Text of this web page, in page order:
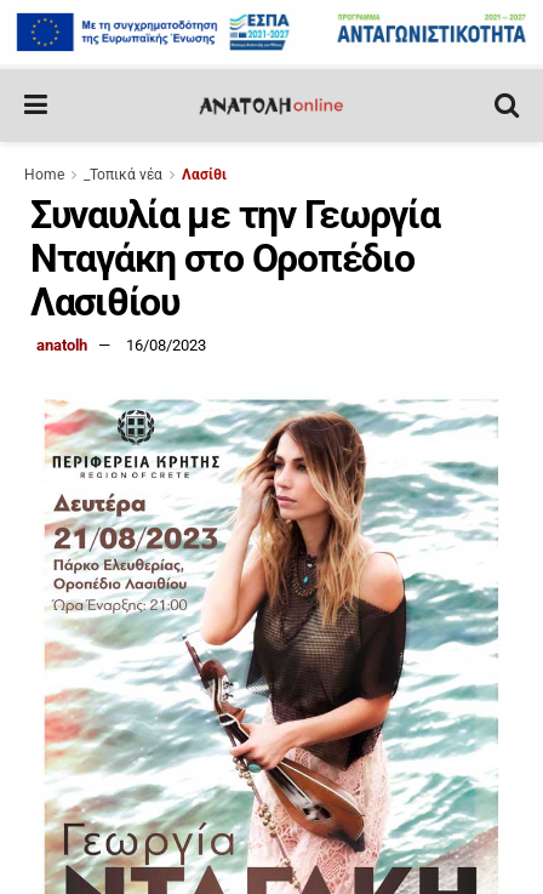
Home _Τοπικά νέα Λασίθι
Συναυλία με την Γεωργία
Νταγάκη στο Οροπέδιο
Λασιθίου
anatolh 16/08/2023